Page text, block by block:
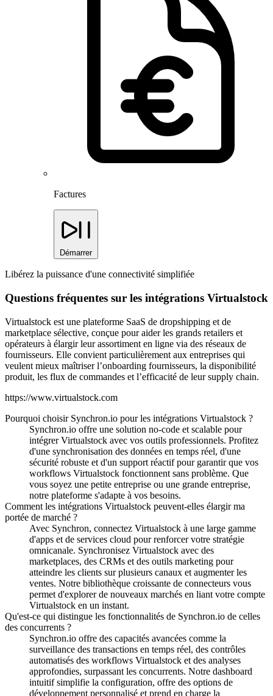
Factures
Démarrer
Libérez la puissance d'une connectivité simplifiée
Questions fréquentes sur les intégrations Virtualstock
Virtualstock est une plateforme SaaS de dropshipping et de
marketplace sélective, conçue pour aider les grands retailers et
opérateurs à élargir leur assortiment en ligne via des réseaux de
fournisseurs. Elle convient particulièrement aux entreprises qui
veulent mieux maîtriser l’onboarding fournisseurs, la disponibilité
produit, les flux de commandes et l’efficacité de leur supply chain.
https://www.virtualstock.com
Pourquoi choisir Synchron.io pour les intégrations Virtualstock ?
Synchron.io offre une solution no-code et scalable pour
intégrer Virtualstock avec vos outils professionnels. Profitez
d'une synchronisation des données en temps réel, d'une
sécurité robuste et d'un support réactif pour garantir que vos
workflows Virtualstock fonctionnent sans problème. Que
vous soyez une petite entreprise ou une grande entreprise,
notre plateforme s'adapte à vos besoins.
Comment les intégrations Virtualstock peuvent-elles élargir ma
portée de marché ?
Avec Synchron, connectez Virtualstock à une large gamme
d'apps et de services cloud pour renforcer votre stratégie
omnicanale. Synchronisez Virtualstock avec des
marketplaces, des CRMs et des outils marketing pour
atteindre les clients sur plusieurs canaux et augmenter les
ventes. Notre bibliothèque croissante de connecteurs vous
permet d'explorer de nouveaux marchés en liant votre compte
Virtualstock en un instant.
Qu'est-ce qui distingue les fonctionnalités de Synchron.io de celles
des concurrents ?
Synchron.io offre des capacités avancées comme la
surveillance des transactions en temps réel, des contrôles
automatisés des workflows Virtualstock et des analyses
approfondies, surpassant les concurrents. Notre dashboard
intuitif simplifie la configuration, offre des options de
développement personnalisé et prend en charge la